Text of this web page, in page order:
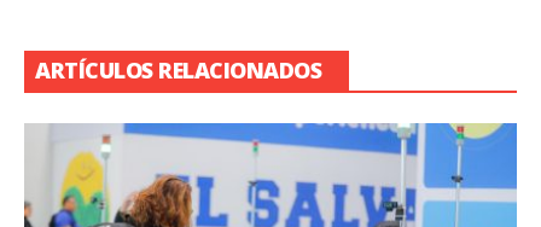
ARTÍCULOS RELACIONADOS